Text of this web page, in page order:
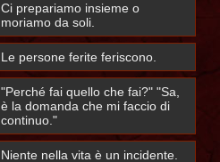
Ci prepariamo insieme o
moriamo da soli.
Le persone ferite feriscono.
"Perché fai quello che fai?" "Sa,
è la domanda che mi faccio di
continuo."
Niente nella vita è un incidente.